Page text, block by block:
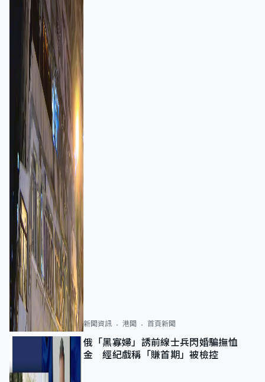
新聞資訊 港聞 首頁新聞
俄「黑寡婦」誘前線士兵閃婚騙撫恤
金 經紀戲稱「賺首期」被檢控